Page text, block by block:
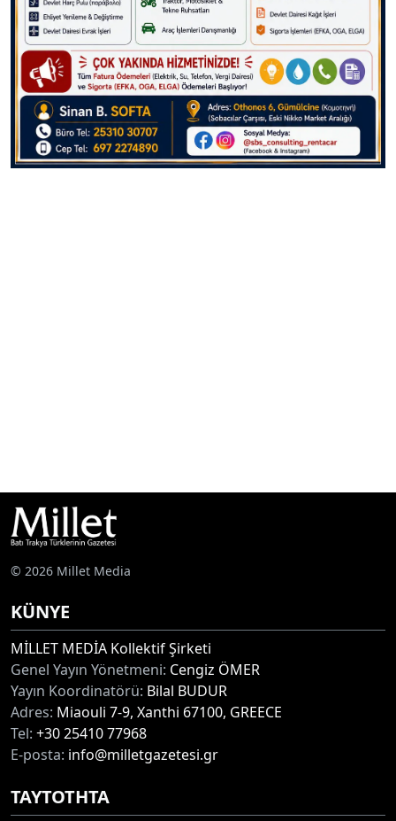
© 2026 Millet Media
KÜNYE
MİLLET MEDİA Kollektif Şirketi
Genel Yayın Yönetmeni: Cengiz ÖMER
Yayın Koordinatörü: Bilal BUDUR
Adres: Miaouli 7-9, Xanthi 67100, GREECE
Tel: +30 25410 77968
E-posta: info@milletgazetesi.gr
ΤΑΥΤΟΤΗΤΑ